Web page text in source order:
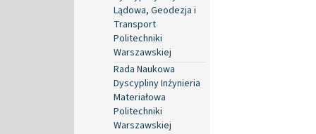
Lądowa, Geodezja i
Transport
Politechniki
Warszawskiej
Rada Naukowa
Dyscypliny Inżynieria
Materiałowa
Politechniki
Warszawskiej